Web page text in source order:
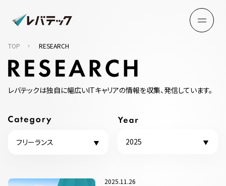
TOP RESEARCH
レバテックは独自に幅広いITキャリアの情報を収集、発信しています。
フリーランス 2025
2025.11.26